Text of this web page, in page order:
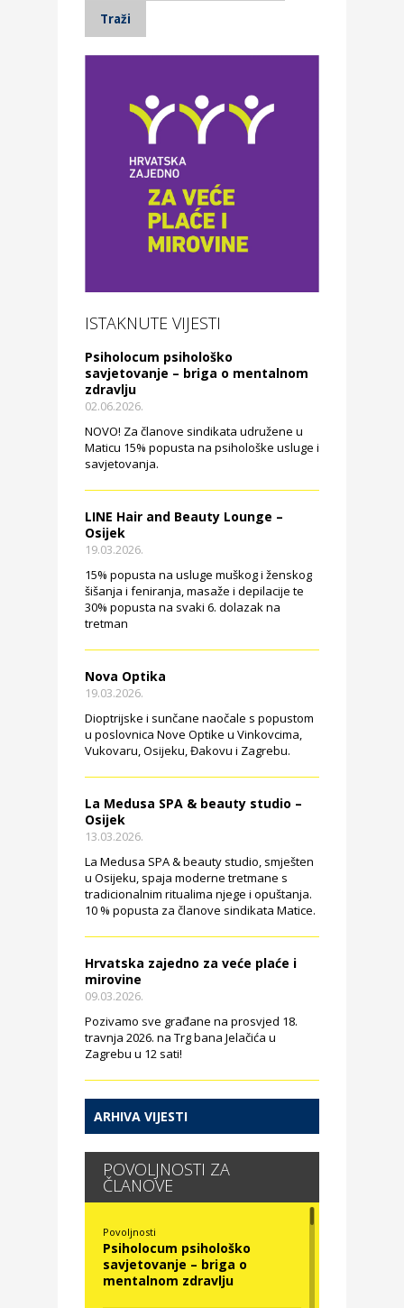
ISTAKNUTE VIJESTI
Psiholocum psihološko
savjetovanje – briga o mentalnom
zdravlju
02.06.2026.
NOVO! Za članove sindikata udružene u
Maticu 15% popusta na psihološke usluge i
savjetovanja.
LINE Hair and Beauty Lounge –
Osijek
19.03.2026.
15% popusta na usluge muškog i ženskog
šišanja i feniranja, masaže i depilacije te
30% popusta na svaki 6. dolazak na
tretman
Nova Optika
19.03.2026.
Dioptrijske i sunčane naočale s popustom
u poslovnica Nove Optike u Vinkovcima,
Vukovaru, Osijeku, Đakovu i Zagrebu.
La Medusa SPA & beauty studio –
Osijek
13.03.2026.
La Medusa SPA & beauty studio, smješten
u Osijeku, spaja moderne tretmane s
tradicionalnim ritualima njege i opuštanja.
10 % popusta za članove sindikata Matice.
Hrvatska zajedno za veće plaće i
mirovine
09.03.2026.
Pozivamo sve građane na prosvjed 18.
travnja 2026. na Trg bana Jelačića u
Zagrebu u 12 sati!
ARHIVA VIJESTI
POVOLJNOSTI ZA
ČLANOVE
Povoljnosti
Psiholocum psihološko
savjetovanje – briga o
mentalnom zdravlju